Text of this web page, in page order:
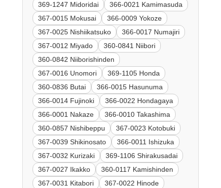
369-1247 Midoridai
366-0021 Kamimasuda
367-0015 Mokusai
366-0009 Yokoze
367-0025 Nishiikatsuko
366-0017 Numajiri
367-0012 Miyado
360-0841 Niibori
360-0842 Niiborishinden
367-0016 Unomori
369-1105 Honda
360-0836 Butai
366-0015 Hasunuma
366-0014 Fujinoki
366-0022 Hondagaya
366-0001 Nakaze
366-0010 Takashima
360-0857 Nishibeppu
367-0023 Kotobuki
367-0039 Shikinosato
366-0011 Ishizuka
367-0032 Kurizaki
369-1106 Shirakusadai
367-0027 Ikakko
360-0117 Kamishinden
367-0031 Kitabori
367-0022 Hinode